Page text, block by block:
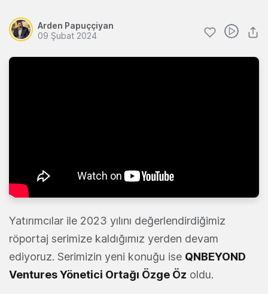
Arden Papuççiyan
09 Şubat 2024
Yatırımcılar ile 2023 yılını değerlendirdiğimiz
röportaj serimize kaldığımız yerden devam
ediyoruz. Serimizin yeni konuğu ise QNBEYOND
Ventures Yönetici Ortağı Özge Öz oldu.